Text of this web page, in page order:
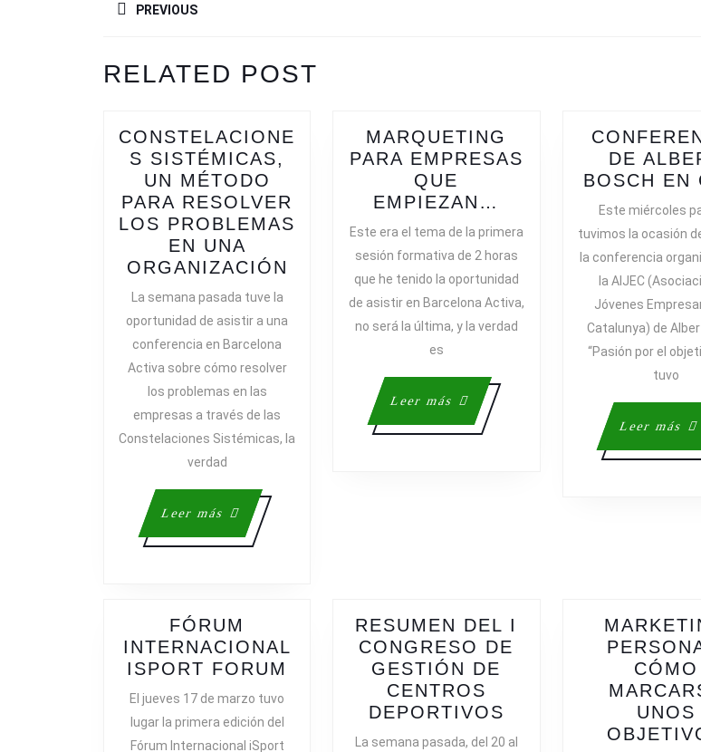
ENTRADAS
PREVIOUS
post:
RELATED POST
CONSTELACIONE
S SISTÉMICAS,
UN MÉTODO
PARA RESOLVER
LOS PROBLEMAS
EN UNA
ORGANIZACIÓN CONSTELACIONES
SISTÉMICAS,
MÉTODO
RESOLVER
PROBLEMAS
EN
La semana pasada tuve la
oportunidad de asistir a una
conferencia en Barcelona
Activa sobre cómo resolver
los problemas en las
empresas a través de las
Constelaciones Sistémicas, la
verdad
Leer más
Leer
más
MARQUETING
PARA EMPRESAS
QUE
EMPIEZAN…
MARQUETING
EMPRESAS
QUE
EMPIEZAN…
Este era el tema de la primera
sesión formativa de 2 horas
que he tenido la oportunidad
de asistir en Barcelona Activa,
no será la última, y la verdad
es
Leer más
Leer
más
DE
BOSCH EN
Este miércoles
tuvimos la ocasión
la conferencia
la AIJEC
Jóvenes
Catalunya) de
“Pasión por el
tuvo
Leer más
FÓRUM
INTERNACIONAL
ISPORT FORUM
INTERNACIONAL
FORUM
El jueves 17 de marzo tuvo
lugar la primera edición del
Fórum Internacional iSport
RESUMEN DEL I
CONGRESO DE
GESTIÓN DE
CENTROS
DEPORTIVOS
DEL
La semana pasada, del 20 al
CÓMO
UNOS